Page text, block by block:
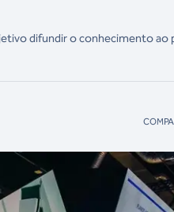
difundir o conhecimento ao